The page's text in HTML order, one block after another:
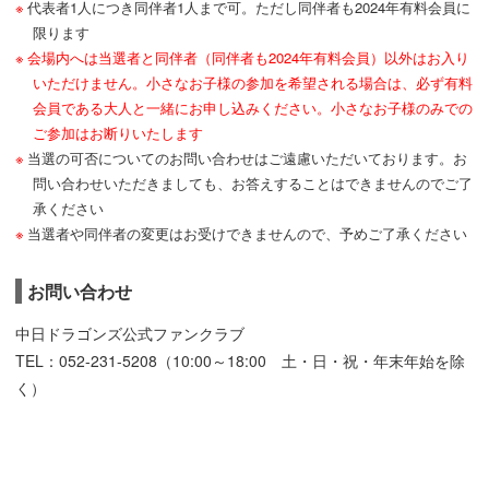
代表者1人につき同伴者1人まで可。ただし同伴者も2024年有料会員に
限ります
会場内へは当選者と同伴者（同伴者も2024年有料会員）以外はお入り
いただけません。小さなお子様の参加を希望される場合は、必ず有料
会員である大人と一緒にお申し込みください。小さなお子様のみでの
ご参加はお断りいたします
当選の可否についてのお問い合わせはご遠慮いただいております。お
問い合わせいただきましても、お答えすることはできませんのでご了
承ください
当選者や同伴者の変更はお受けできませんので、予めご了承ください
お問い合わせ
中日ドラゴンズ公式ファンクラブ
TEL：052-231-5208（10:00～18:00 土・日・祝・年末年始を除
く）